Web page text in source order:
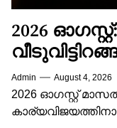
2026
ചെയ്താൽ
Admin August 4, 2026
2026 ഓഗസ്റ്റ്